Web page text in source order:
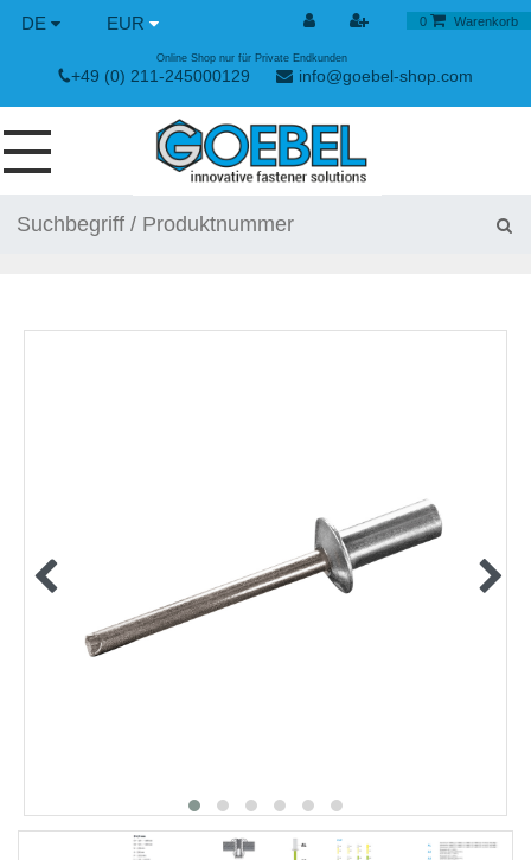
DE EUR 0 Warenkorb
+49 (0) 211-245000129 info@goebel-shop.com
Online Shop nur für Private Endkunden
SCHRAUBEN
KLEBEN UND DICHTEN
ARBEITSSCHUTZ
FAQ - Häufig gestellte Fragen